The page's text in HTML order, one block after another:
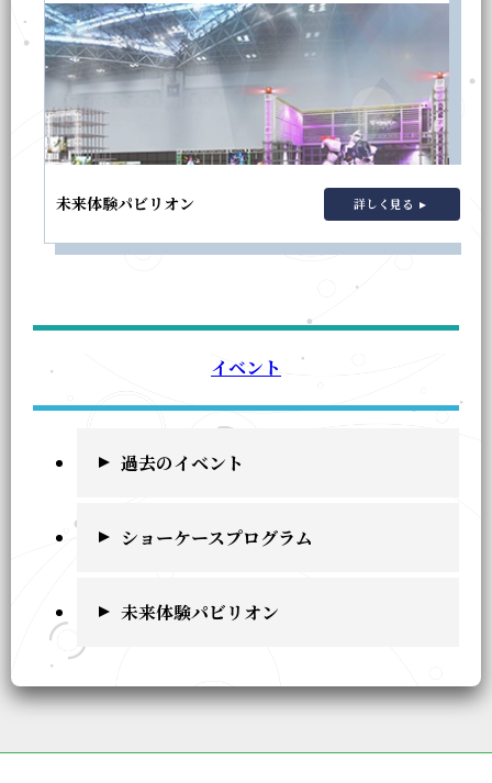
イベント
過去のイベント
ショーケースプログラム
未来体験パビリオン
未来体験パビリオン 詳しく見る